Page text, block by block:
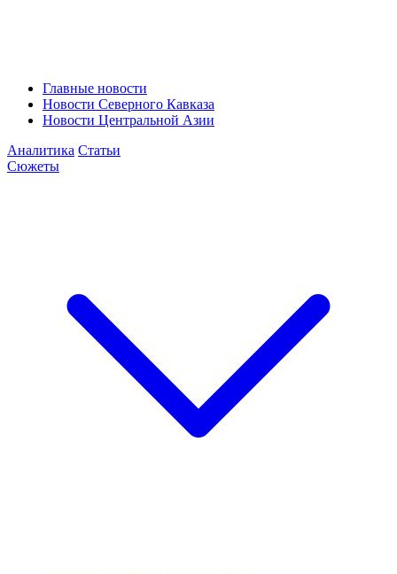
Главные новости
Новости Северного Кавказа
Новости Центральной Азии
Аналитика Статьи
Сюжеты